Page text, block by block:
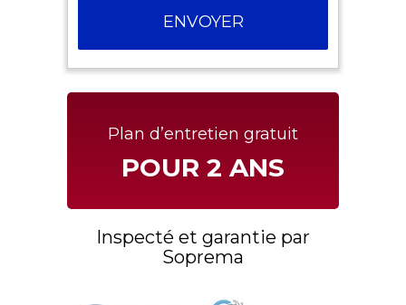
Plan d’entretien gratuit
POUR 2 ANS
Inspecté et garantie par
Soprema